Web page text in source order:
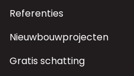
Referenties
Nieuwbouwprojecten
Gratis schatting